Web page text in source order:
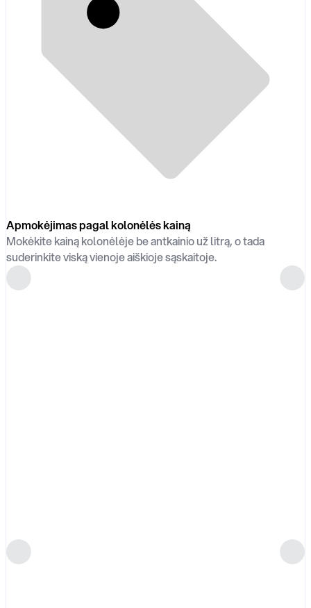
Apmokėjimas pagal kolonėlės kainą
Mokėkite kainą kolonėlėje be antkainio už litrą, o tada
suderinkite viską vienoje aiškioje sąskaitoje.